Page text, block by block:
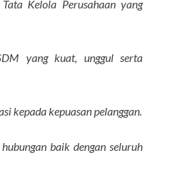
Kelola Perusahaan yang
yang kuat, unggul serta
kepada kepuasan pelanggan.
baik dengan seluruh